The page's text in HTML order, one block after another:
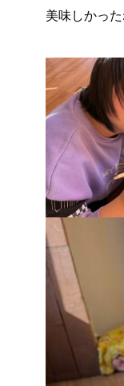
美味しかった